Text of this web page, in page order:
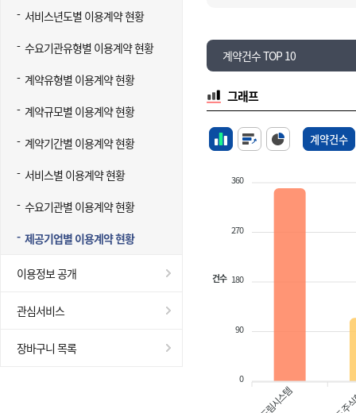
서비스년도별 이용계약 현황
수요기관유형별 이용계약 현황
계약유형별 이용계약 현황
계약규모별 이용계약 현황
계약기간별 이용계약 현황
서비스별 이용계약 현황
수요기관별 이용계약 현황
제공기업별 이용계약 현황
이용정보 공개
관심서비스
장바구니 목록
계약건수 TOP 10
그래프
계약건수
360
270
180
90
0
건수